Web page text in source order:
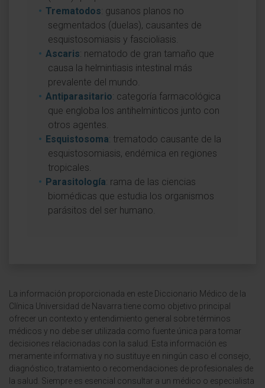
Trematodos: gusanos planos no
segmentados (duelas), causantes de
esquistosomiasis y fascioliasis.
Ascaris: nematodo de gran tamaño que
causa la helmintiasis intestinal más
prevalente del mundo.
Antiparasitario: categoría farmacológica
que engloba los antihelmínticos junto con
otros agentes.
Esquistosoma: trematodo causante de la
esquistosomiasis, endémica en regiones
tropicales.
Parasitología: rama de las ciencias
biomédicas que estudia los organismos
parásitos del ser humano.
La información proporcionada en este Diccionario Médico de la
Clínica Universidad de Navarra tiene como objetivo principal
ofrecer un contexto y entendimiento general sobre términos
médicos y no debe ser utilizada como fuente única para tomar
decisiones relacionadas con la salud. Esta información es
meramente informativa y no sustituye en ningún caso el consejo,
diagnóstico, tratamiento o recomendaciones de profesionales de
la salud. Siempre es esencial consultar a un médico o especialista